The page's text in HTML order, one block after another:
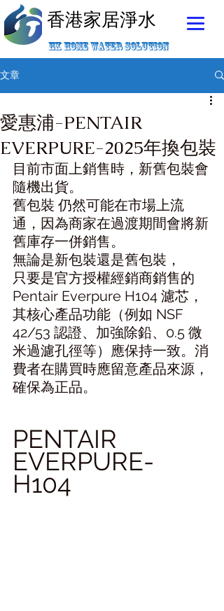
HK HOME WATER SOLUTION
香港家居淨水
香港家居淨水
文章
愛惠浦-PENTAIR
EVERPURE-2025年換包裝
目前市面上銷售時，新舊包裝會
隨機出貨。
舊包裝 仍然可能在市場上流
通，因為商家在過渡期間會將新
舊庫存一併銷售。
無論是新包裝還是舊包裝，
只要是官方授權經銷商銷售的
Pentair Everpure H104 濾芯，
其核心產品功能（例如 NSF
42/53 認證、加強除鉛、0.5 微
米過濾孔徑等）應保持一致。消
費者在購買時應留意產品來源，
確保為正品。
PENTAIR
EVERPURE-
H104